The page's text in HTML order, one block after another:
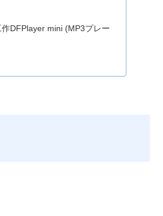
DFPlayer mini (MP3プレー